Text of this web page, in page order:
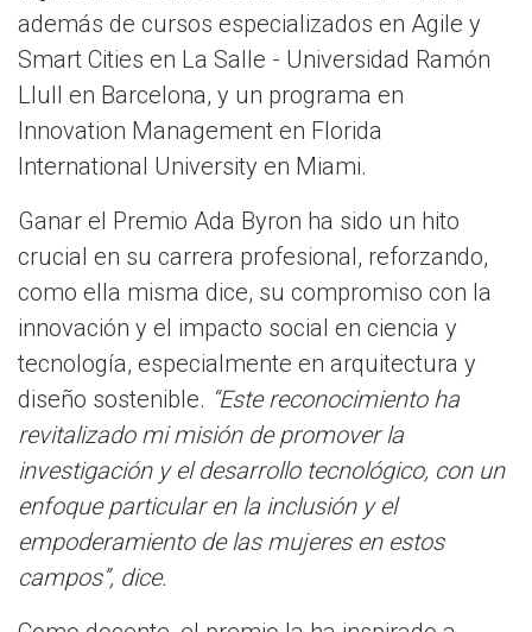
además de cursos especializados en Agile y
Smart Cities en La Salle - Universidad Ramón
Llull en Barcelona, y un programa en
Innovation Management en Florida
International University en Miami.
Ganar el Premio Ada Byron ha sido un hito
crucial en su carrera profesional, reforzando,
como ella misma dice, su compromiso con la
innovación y el impacto social en ciencia y
tecnología, especialmente en arquitectura y
diseño sostenible. “Este reconocimiento ha
revitalizado mi misión de promover la
investigación y el desarrollo tecnológico, con un
enfoque particular en la inclusión y el
empoderamiento de las mujeres en estos
campos”, dice.